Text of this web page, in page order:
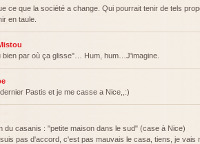
ce que la société a change. Qui pourrait tenir de tels
en taule.
bien par où ça glisse"… Hum, hum…J'imagine.
Pastis et je me casse a Nice,,:)
du casanis : "petite maison dans le sud" (case à Nice)
pas d'accord, c'est pas mauvais le casa, tiens, je vais